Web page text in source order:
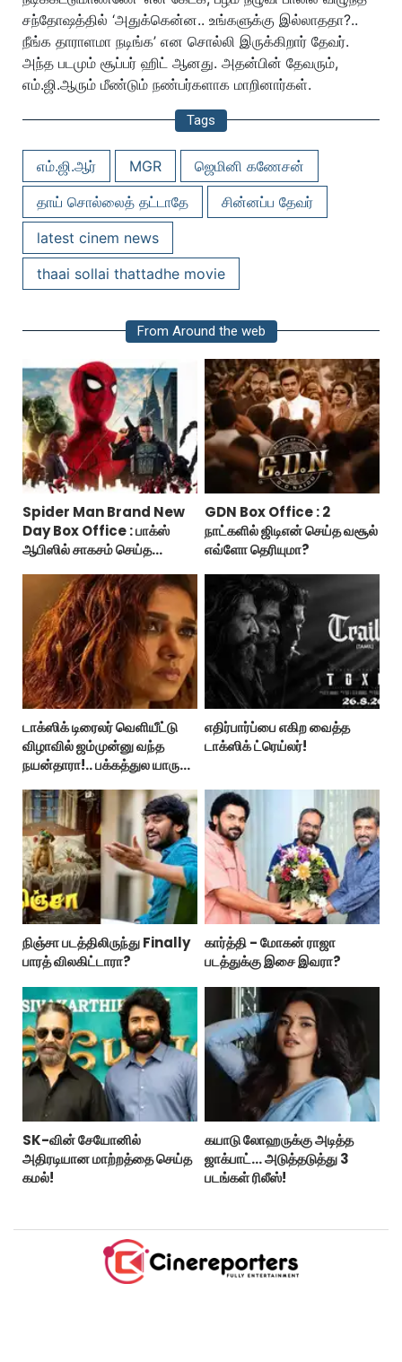
சந்தோஷத்தில் ‘அதுக்கென்ன.. உங்களுக்கு இல்லாததா?..
நீங்க தாராளமா நடிங்க’ என சொல்லி இருக்கிறார் தேவர்.
அந்த படமும் சூப்பர் ஹிட் ஆனது. அதன்பின் தேவரும்,
எம்.ஜி.ஆரும் மீண்டும் நண்பர்களாக மாறினார்கள்.
Tags
எம்.ஜி.ஆர் MGR
ஜெமினி கணேசன்
தாய் சொல்லைத் தட்டாதே
சின்னப்ப தேவர்
latest cinem news
thaai sollai thattadhe movie
From Around the web
Spider Man Brand New
Day Box Office : பாக்ஸ்
ஆபிஸில் சாகசம் செய்த
GDN Box Office : 2
நாட்களில் ஜிடிஎன் செய்த வசூல்
எவ்ளோ தெரியுமா?
டாக்ஸிக் டிரைலர் வெளியீட்டு
விழாவில் ஜம்முன்னு வந்த
நயன்தாரா!.. பக்கத்துல யாரு
எதிர்பார்ப்பை எகிற வைத்த
டாக்ஸிக் ட்ரெய்லர்!
நிஞ்சா படத்திலிருந்து Finally
பாரத் விலகிட்டாரா?
கார்த்தி - மோகன் ராஜா
படத்துக்கு இசை இவரா?
SK-வின் சேயோனில்
அதிரடியான மாற்றத்தை செய்த
கமல்!
கயாடு லோஹருக்கு அடித்த
ஜாக்பாட்... அடுத்தடுத்து 3
படங்கள் ரிலீஸ்!